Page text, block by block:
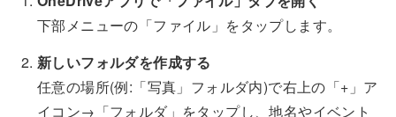
下部メニューの「ファイル」をタップします。
新しいフォルダを作成する
任意の場所(例:「写真」フォルダ内)で右上の「+」ア
イコン→「フォルダ」をタップし、地名やイベント